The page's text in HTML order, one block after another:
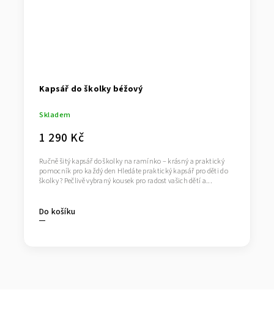
Kapsář do školky béžový
Skladem
1 290 Kč
Do košíku
Ručně šitý kapsář do školky na ramínko – krásný a praktický
pomocník pro každý den Hledáte praktický kapsář pro děti do
školky ? Pečlivě vybraný kousek pro radost vašich dětí a...